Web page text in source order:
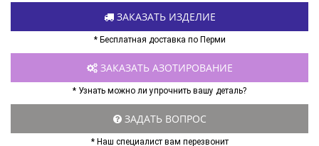
ЗАКАЗАТЬ ИЗДЕЛИЕ
* Бесплатная доставка по Перми
ЗАКАЗАТЬ АЗОТИРОВАНИЕ
* Узнать можно ли упрочнить вашу деталь?
ЗАДАТЬ ВОПРОС
* Наш специалист вам перезвонит